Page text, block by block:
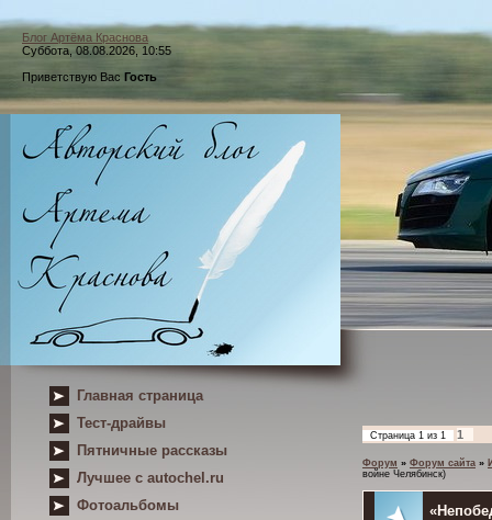
Блог Артёма Краснова
Суббота, 08.08.2026, 10:55
Приветствую Вас Гость
Главная страница
Тест-драйвы
Пятничные рассказы
Лучшее с autochel.ru
Фотоальбомы
Страница 1 из 1 1
Форум » Форум сайта »
войне Челябинск)